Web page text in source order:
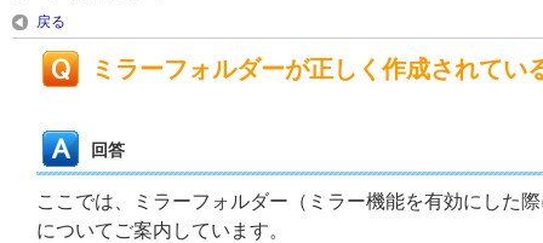
戻る
ミラーフォルダーが正しく作成されてい
回答
ここでは、ミラーフォルダー（ミラー機能を有効にした
についてご案内しています。